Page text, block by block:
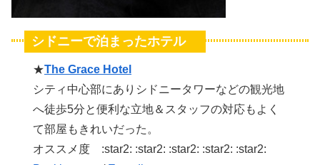
シドニーで泊まったホテル
★The Grace Hotel
シティ中心部にありシドニータワーなどの観光地
へ徒歩5分と便利な立地＆スタッフの対応もよく
て部屋もきれいだった。
オススメ度 :star2: :star2: :star2: :star2: :star2: